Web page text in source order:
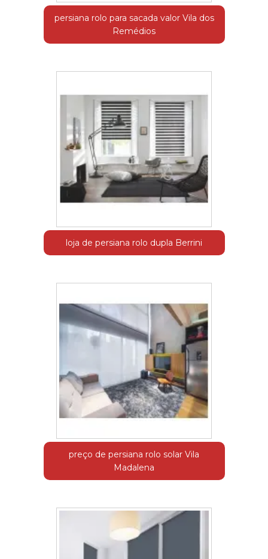
persiana rolo para sacada valor Vila dos
Remédios
loja de persiana rolo dupla Berrini
preço de persiana rolo solar Vila
Madalena